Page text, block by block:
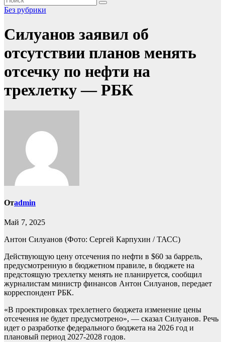
Без рубрики
Силуанов заявил об
отсутствии планов менять
отсечку по нефти на
трехлетку — РБК
Отadmin
Май 7, 2025
Антон Силуанов (Фото: Сергей Карпухин / ТАСС)
Действующую цену отсечения по нефти в $60 за баррель,
предусмотренную в бюджетном правиле, в бюджете на
предстоящую трехлетку менять не планируется, сообщил
журналистам министр финансов Антон Силуанов, передает
корреспондент РБК.
«В проектировках трехлетнего бюджета изменение цены
отсечения не будет предусмотрено», — сказал Силуанов. Речь
идет о разработке федерального бюджета на 2026 год и
плановый период 2027-2028 годов.